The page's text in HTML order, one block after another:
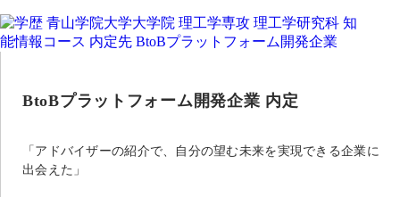
BtoBプラットフォーム開発企業 内定
「アドバイザーの紹介で、自分の望む未来を実現できる企業に
出会えた」